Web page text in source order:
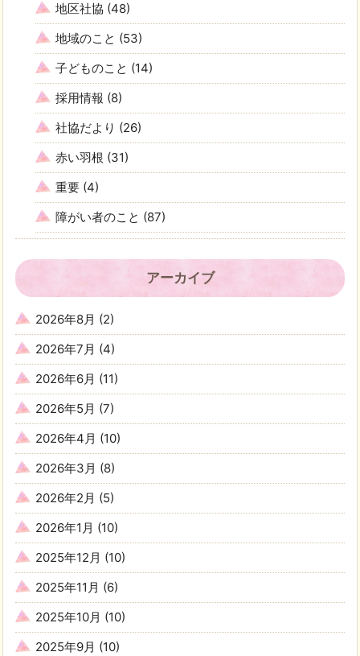
地区社協 (48)
地域のこと (53)
子どものこと (14)
採用情報 (8)
社協だより (26)
赤い羽根 (31)
重要 (4)
障がい者のこと (87)
アーカイブ
2026年8月 (2)
2026年7月 (4)
2026年6月 (11)
2026年5月 (7)
2026年4月 (10)
2026年3月 (8)
2026年2月 (5)
2026年1月 (10)
2025年12月 (10)
2025年11月 (6)
2025年10月 (10)
2025年9月 (10)